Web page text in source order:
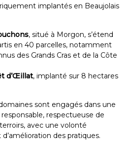
implantés en Beaujolais
, situé à Morgon, s’étend
en 40 parcelles, notamment
des Grands Cras et de la Côte
d’Œillat, implanté sur 8 hectares
sont engagés dans une
respectueuse de
avec une volonté
des pratiques.